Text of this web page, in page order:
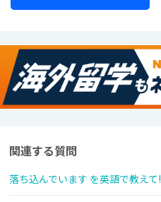
関連する質問
落ち込んでいます を英語で教えて!